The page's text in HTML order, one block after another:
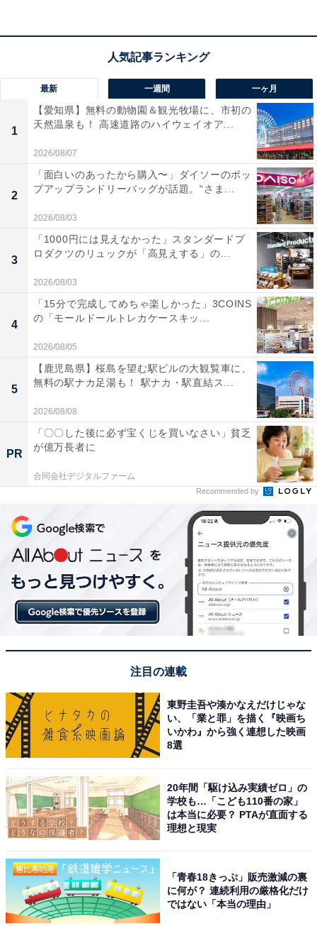
フードコートのクオリティが高く、お土産棟と地場
産品売り場の2カ所で買い物ができるため、半日い
ても飽きない。
所在地：940-2121 新潟県長岡市喜多町707
アクセス：関越自動車道 長岡ICから国道8号を新潟方面
営業時間：長岡花火ミュージアム10:00～17:30、地場産
品等販売スペース10:00～17:30、フードコート10:30～
定休日：長岡花火ミュージアムのみ水曜（祝日の場合は
翌日以降の平日）、年末年始
駐車場：詳細台数は要確認（大型・普通車ともに駐車
可）
主な施設：長岡花火ミュージアム（ドームシアター）、
フードコート「ながおかKitchen」、地場産品等販売スペ
ース「越後長岡御貢屋」、農産物直売所、日本海おさか
道の駅「燕三条地場産センター」は職人技を体感
できるスポット｜三条市
JR上越新幹線「燕三条駅」から徒歩約5分、北陸自動車
道「三条燕IC」からも約5分とアクセスに優れた「道の
知られる燕三条地域の技術力を発信する拠点で、物産館
には包丁や金属洋食器、鎚起銅器、キッチン用品など約
1万点もの製品がずらり。免税対応もしており、海外か
最新 一週間 一ヶ月
1
【愛知県】無料の動物園＆観光牧場に、市初の
天然温泉も！ 高速道路のハイウェイオア...
2026/08/07
2
「面白いのあったから購入〜」ダイソーのポッ
プアップランドリーバッグが話題。“さま...
2026/08/03
3
「1000円には見えなかった」スタンダードプ
ロダクツのリュックが「高見えする」の...
2026/08/03
4
「15分で完成してめちゃ楽しかった」3COINS
の「モールドールトレカケースキッ...
2026/08/05
5
【鹿児島県】桜島を望む駅ビルの大観覧車に、
無料の駅ナカ足湯も！ 駅ナカ・駅直結ス...
2026/08/08
PR
「〇〇した後に必ず宝くじを買いなさい」貧乏
が億万長者に
合同会社デジタルファーム
Recommended by
注目の連載
東野圭吾や湊かなえだけじゃな
い、「業と罪」を描く『映画ち
いかわ』から強く連想した映画
8選
20年間「駆け込み実績ゼロ」の
学校も…「こども110番の家」
は本当に必要？ PTAが直面する
理想と現実
「青春18きっぷ」販売激減の裏
に何が？ 連続利用の厳格化だけ
ではない「本当の理由」